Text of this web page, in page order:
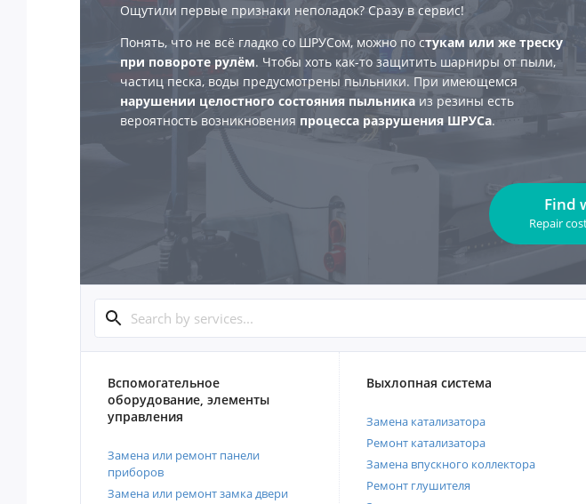
Ощутили первые признаки неполадок? Сразу в сервис!
Понять, что не всё гладко со ШРУСом, можно по стукам или же треску
при повороте рулём. Чтобы хоть как-то защитить шарниры от пыли,
частиц песка, воды предусмотрены пыльники. При имеющемся
нарушении целостного состояния пыльника из резины есть
вероятность возникновения процесса разрушения ШРУСа.
Find
Repair
Вспомогательное
оборудование, элементы
управления
Замена или ремонт панели
приборов
Замена или ремонт замка двери
Выхлопная система
Замена катализатора
Ремонт катализатора
Замена впускного коллектора
Ремонт глушителя